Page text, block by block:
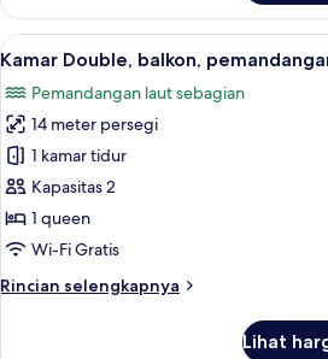
Kamar
Double
Ekonomi
Lihat
semua
foto
untuk
Kamar
Double,
balkon,
pemandangan
terbatas
6
Kamar Double, balkon,
Pemandangan laut sebagian
14 meter persegi
1 kamar tidur
Kapasitas 2
1 queen
Wi-Fi Gratis
Rincian selengkapnya
Rincian
Lihat